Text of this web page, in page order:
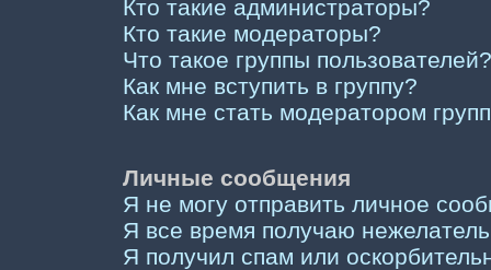
Кто такие администраторы?
Кто такие модераторы?
Что такое группы пользователей?
Как мне вступить в группу?
Как мне стать модератором
Личные сообщения
Я не могу отправить личное
Я все время получаю
Я получил спам или